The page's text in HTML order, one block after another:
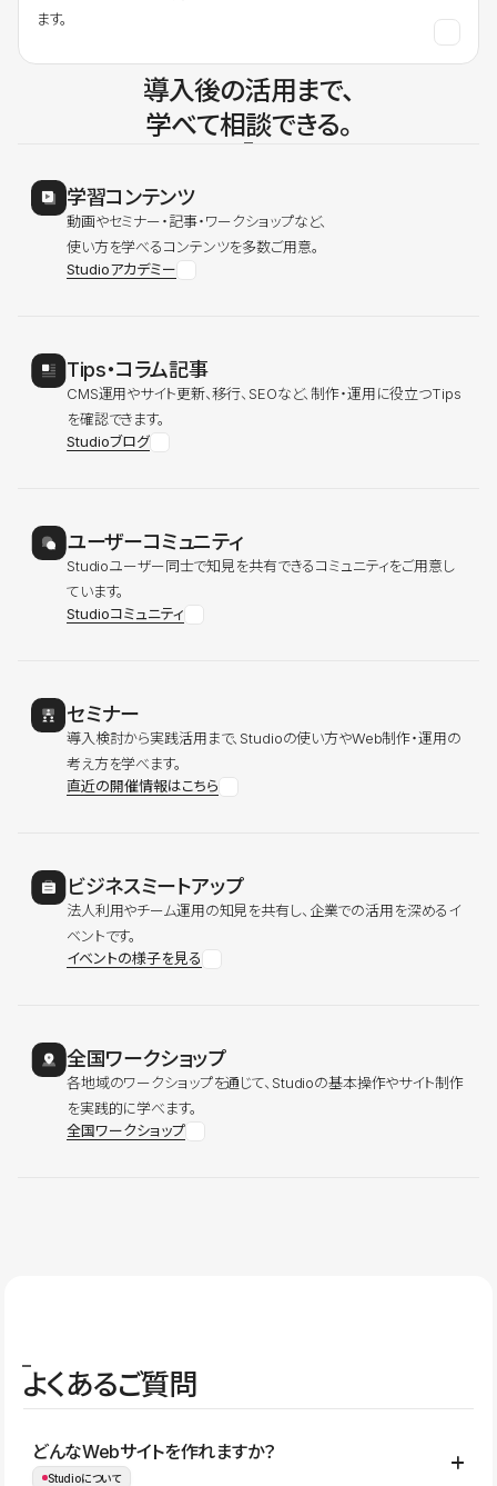
ます。
導入後の活用まで、
学べて相談できる。
学習コンテンツ
動画やセミナー・記事・ワークショップなど、
使い方を学べるコンテンツを多数ご用意。
Studioアカデミー
Tips・コラム記事
CMS運用やサイト更新、移行、SEOなど、制作・運用に役立つTips
を確認できます。
Studioブログ
ユーザーコミュニティ
Studioユーザー同士で知見を共有できるコミュニティをご用意し
ています。
Studioコミュニティ
セミナー
導入検討から実践活用まで、Studioの使い方やWeb制作・運用の
考え方を学べます。
直近の開催情報はこちら
ビジネスミートアップ
法人利用やチーム運用の知見を共有し、企業での活用を深めるイ
ベントです。
イベントの様子を見る
全国ワークショップ
各地域のワークショップを通じて、Studioの基本操作やサイト制作
を実践的に学べます。
全国ワークショップ
よくあるご質問
どんなWebサイトを作れますか？
Studioについて